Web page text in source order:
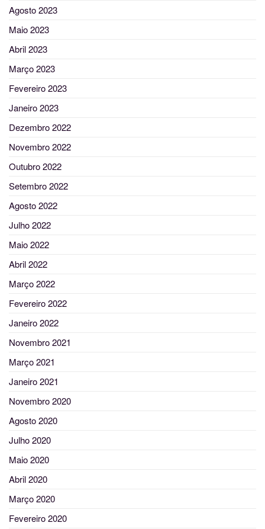
Agosto 2023
Maio 2023
Abril 2023
Março 2023
Fevereiro 2023
Janeiro 2023
Dezembro 2022
Novembro 2022
Outubro 2022
Setembro 2022
Agosto 2022
Julho 2022
Maio 2022
Abril 2022
Março 2022
Fevereiro 2022
Janeiro 2022
Novembro 2021
Março 2021
Janeiro 2021
Novembro 2020
Agosto 2020
Julho 2020
Maio 2020
Abril 2020
Março 2020
Fevereiro 2020